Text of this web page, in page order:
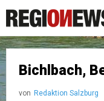
Bichlbach,
von Redaktion Salzburg